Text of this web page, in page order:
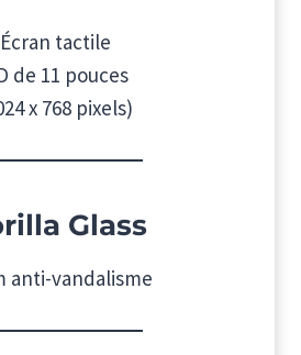
Écran tactile
de 11 pouces
x 768 pixels)
Glass
anti-vandalisme